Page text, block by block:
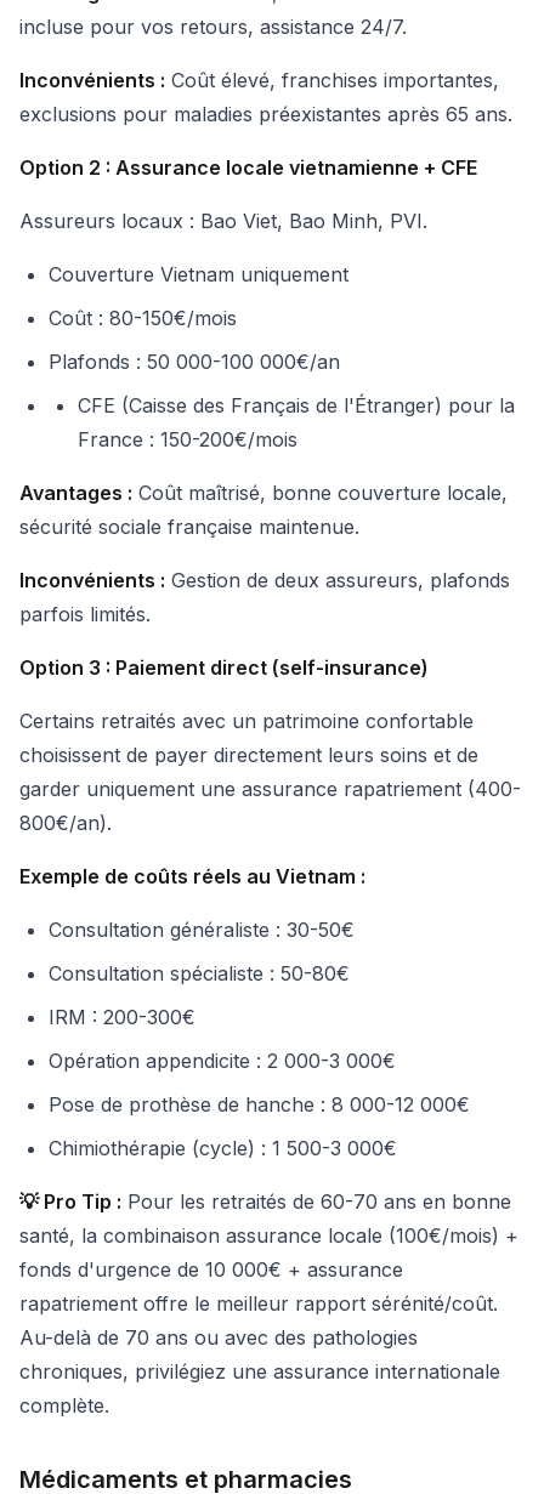
incluse pour vos retours, assistance 24/7.
Inconvénients : Coût élevé, franchises importantes,
exclusions pour maladies préexistantes après 65 ans.
Option 2 : Assurance locale vietnamienne + CFE
Assureurs locaux : Bao Viet, Bao Minh, PVI.
Couverture Vietnam uniquement
Coût : 80-150€/mois
Plafonds : 50 000-100 000€/an
CFE (Caisse des Français de l'Étranger) pour la
France : 150-200€/mois
Avantages : Coût maîtrisé, bonne couverture locale,
sécurité sociale française maintenue.
Inconvénients : Gestion de deux assureurs, plafonds
parfois limités.
Option 3 : Paiement direct (self-insurance)
Certains retraités avec un patrimoine confortable
choisissent de payer directement leurs soins et de
garder uniquement une assurance rapatriement (400-
800€/an).
Exemple de coûts réels au Vietnam :
Consultation généraliste : 30-50€
Consultation spécialiste : 50-80€
IRM : 200-300€
Opération appendicite : 2 000-3 000€
Pose de prothèse de hanche : 8 000-12 000€
Chimiothérapie (cycle) : 1 500-3 000€
💡 Pro Tip : Pour les retraités de 60-70 ans en bonne
santé, la combinaison assurance locale (100€/mois) +
fonds d'urgence de 10 000€ + assurance
rapatriement offre le meilleur rapport sérénité/coût.
Au-delà de 70 ans ou avec des pathologies
chroniques, privilégiez une assurance internationale
complète.
Médicaments et pharmacies